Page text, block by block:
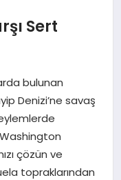
Sert
bulunan
Denizi’ne savaş
çözün ve
topraklarından